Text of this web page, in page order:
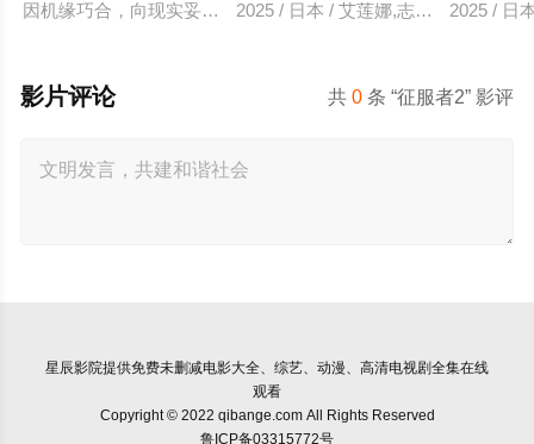
因机缘巧合，向现实妥协的导演朱达仁萌生拍一部《河南人在
2025 / 日本 / 艾莲娜,志美健2025 / 日
共0 条 “征服者2” 影评
影片评论
星辰影院提供免费未删减电影大全、综艺、动漫、高清电视剧全集在线
观看
Copyright © 2022 qibange.com All Rights Reserved
鲁ICP备03315772号